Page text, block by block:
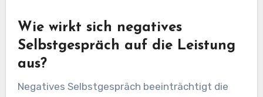
Wie wirkt sich negatives
Selbstgespräch auf die Leistung
aus?
Negatives Selbstgespräch beeinträchtigt die